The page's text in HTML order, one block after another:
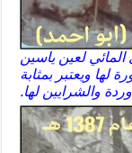
لعين ياسين
لها ويعتبر بمثابة
والشرايين لها.